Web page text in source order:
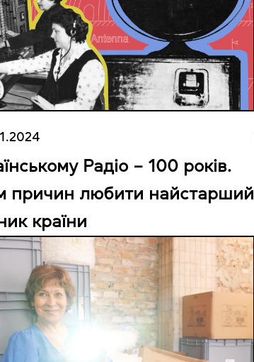
Радіо – 100 років.
причин любити найстарший
країни